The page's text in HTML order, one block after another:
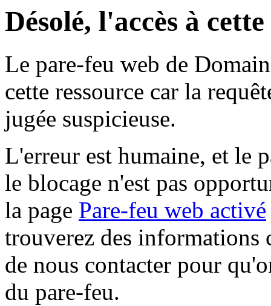
Désolé, l'accès à
Le pare-feu web de
cette ressource car la
jugée suspicieuse.
L'erreur est humaine, et le
le blocage n'est pas
la page Pare-feu web activé
trouverez des informations
de nous contacter pour
du pare-feu.